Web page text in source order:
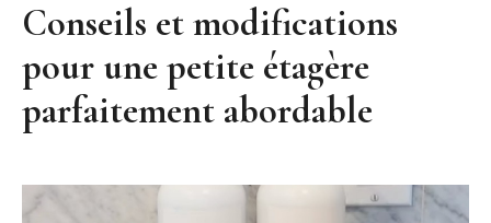
Conseils et modifications
pour une petite étagère
parfaitement abordable